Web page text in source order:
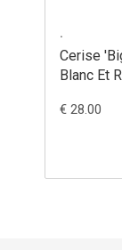
.
Cerise
Blanc Et
€ 28.00